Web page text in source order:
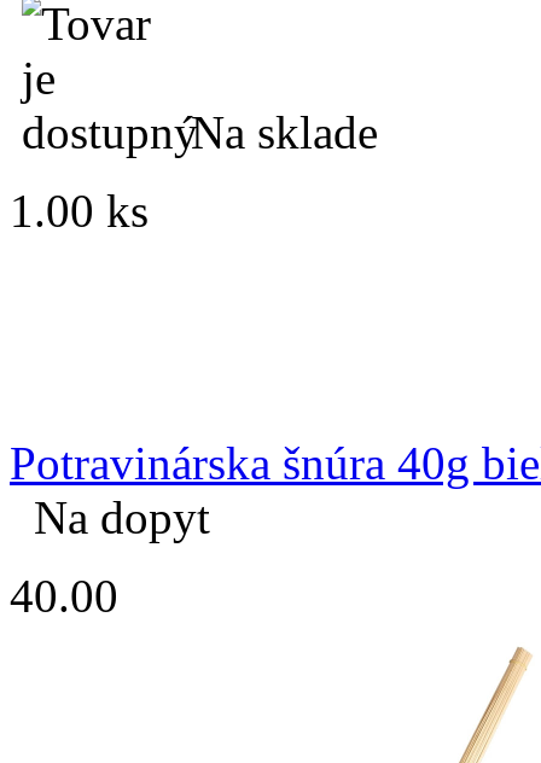
Na sklade
1.00 ks
Potravinárska šnúra 40g
Na dopyt
40.00